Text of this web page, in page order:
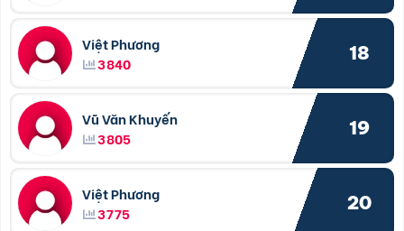
Việt Phương
3840
18
Vũ Văn Khuyến
3805
19
Việt Phương
3775
20